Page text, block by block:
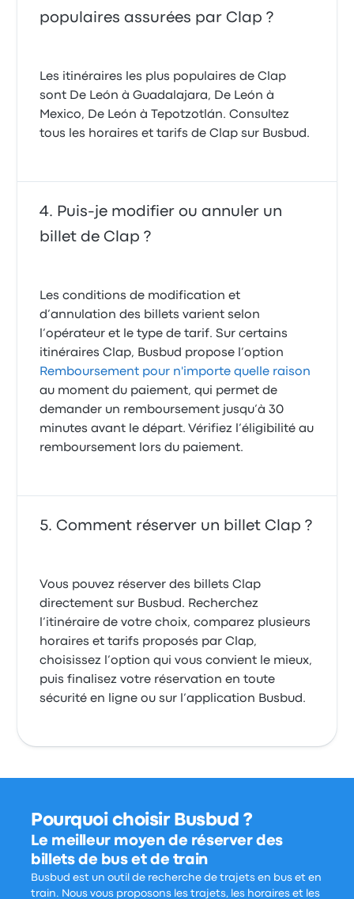
populaires assurées par Clap ?
Les itinéraires les plus populaires de Clap
sont De León à Guadalajara, De León à
Mexico, De León à Tepotzotlán. Consultez
tous les horaires et tarifs de Clap sur Busbud.
Puis-je modifier ou annuler un
billet de Clap ?
Les conditions de modification et
d’annulation des billets varient selon
l’opérateur et le type de tarif. Sur certains
itinéraires Clap, Busbud propose l’option
Remboursement pour n'importe quelle raison
au moment du paiement, qui permet de
demander un remboursement jusqu’à 30
minutes avant le départ. Vérifiez l’éligibilité au
remboursement lors du paiement.
Comment réserver un billet Clap ?
Vous pouvez réserver des billets Clap
directement sur Busbud. Recherchez
l’itinéraire de votre choix, comparez plusieurs
horaires et tarifs proposés par Clap,
choisissez l’option qui vous convient le mieux,
puis finalisez votre réservation en toute
sécurité en ligne ou sur l’application Busbud.
Pourquoi choisir Busbud ?
Le meilleur moyen de réserver des
billets de bus et de train
Busbud est un outil de recherche de trajets en bus et en
train. Nous vous proposons les trajets, les horaires et les